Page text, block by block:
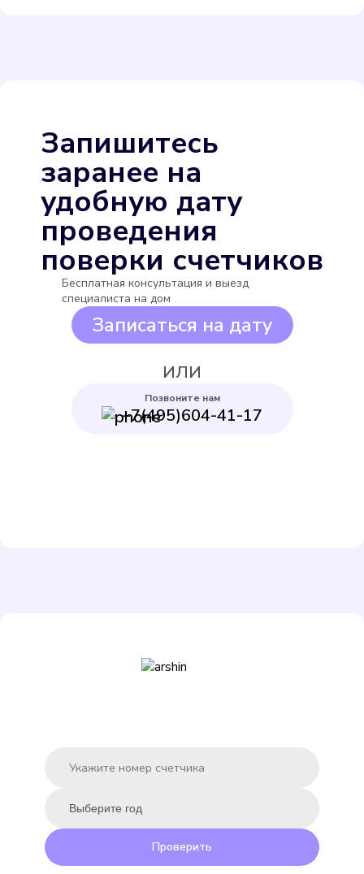
Выбрать
Бетар СГВ-15
Подробнее
Запишитесь
заранее на
удобную дату
проведения
поверки счетчиков
Бесплатная консультация и выезд
специалиста на дом
Записаться на дату
ИЛИ
Позвоните нам
+7(495)604-41-17
Проверить